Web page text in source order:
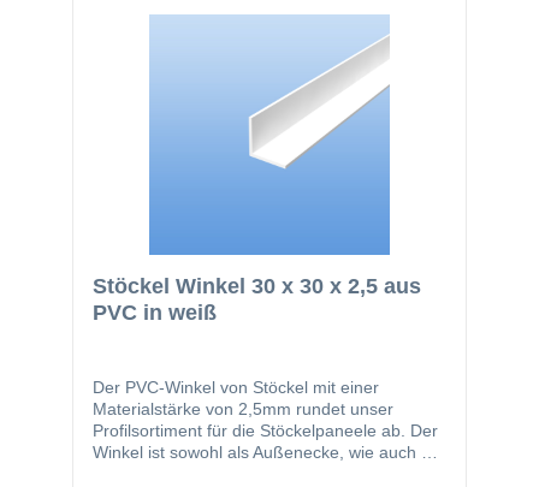
Stöckel Winkel 30 x 30 x 2,5 aus
PVC in weiß
Der PVC-Winkel von Stöckel mit einer
Materialstärke von 2,5mm rundet unser
Profilsortiment für die Stöckelpaneele ab. Der
Winkel ist sowohl als Außenecke, wie auch als